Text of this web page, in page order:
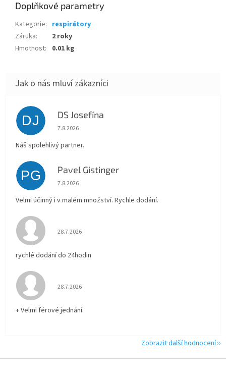
Doplňkové parametry
Kategorie: respirátory
Záruka:
2 roky
Hmotnost: 0.01 kg
DJ DS Josefína
Hodnocení obchodu je 5 z 5 hvězdiček.
7.8.2026
Náš spolehlivý partner.
PG Pavel Gistinger
Hodnocení obchodu je 5 z 5 hvězdiček.
7.8.2026
Velmi účinný i v malém množství. Rychle dodání.
Hodnocení obchodu je 5 z 5 hvězdiček.
28.7.2026
rychlé dodání do 24hodin
Hodnocení obchodu je 5 z 5 hvězdiček.
28.7.2026
+ Velmi férové jednání.
Zobrazit další hodnocení